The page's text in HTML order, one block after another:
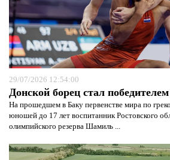
29/07/2026 12:54:00
Донской борец стал
На прошедшем в Баку первенстве мира по
юношей до 17 лет воспитанник Ростовского
олимпийского резерва Шамиль ...